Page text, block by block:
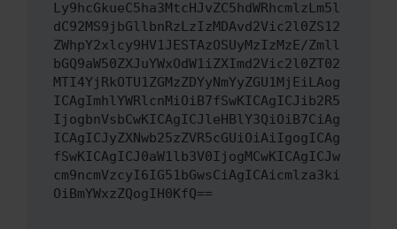
Ly9hcGkueC5ha3MtcHJvZC5hdWRhcmlzLm5l
dC92MS9jbGllbnRzLzIzMDAvd2Vic2l0ZS12
ZWhpY2xlcy9HV1JESTAzOSUyMzIzMzE/Zmll
bGQ9aW50ZXJuYWxOdW1iZXImd2Vic2l0ZT02
MTI4YjRkOTU1ZGMzZDYyNmYyZGU1MjEiLAog
ICAgImhlYWRlcnMiOiB7fSwKICAgICJib2R5
IjogbnVsbCwKICAgICJleHBlY3QiOiB7CiAg
ICAgICJyZXNwb25zZVR5cGUiOiAiIgogICAg
fSwKICAgICJ0aW1lb3V0IjogMCwKICAgICJw
cm9ncmVzcyI6IG51bGwsCiAgICAicmlza3ki
OiBmYWxzZQogIH0KfQ==